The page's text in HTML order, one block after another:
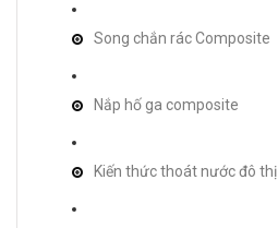
Song chắn rác Composite
Nắp hố ga composite
Kiến thức thoát nước đô thị